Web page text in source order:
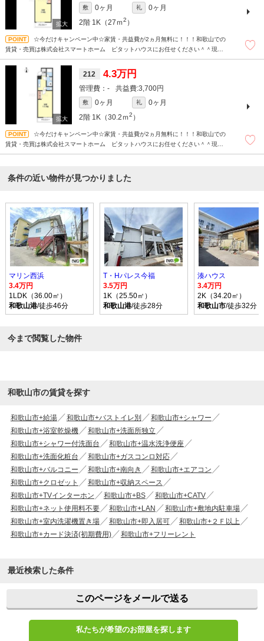
敷 0ヶ月 礼
0ヶ月
2階 1K（27ｍ2 ）
☆今だけキャンペーン中☆家賃・共益費が2ヵ月無料に！！！和歌山での
賃貸・売買は株式会社スマートホーム ピタットハウスにお任せください＾＾現地
☆
212 4.3万円
- 3,700円
敷 0ヶ月 礼
0ヶ月
2階 1K（30.2ｍ2 ）
☆今だけキャンペーン中☆家賃・共益費が2ヵ月無料に！！！和歌山での
賃貸・売買は株式会社スマートホーム ピタットハウスにお任せください＾＾現地
条件の近い物件が見つかりました
マリン西浜
3.4万円
1LDK（36.00㎡）
和歌山港/徒歩46分
T・Hパレス今福
3.5万円
1K（25.50㎡）
和歌山港/徒歩28分
湊ハウス
3.4万円
2K（34.20㎡）
和歌山市/徒歩32分
今まで閲覧した物件
和歌山市の賃貸を探す
和歌山市+給湯 和歌山市+バストイレ別
和歌山市+シャワー
和歌山市+浴室乾燥機
和歌山市+洗面所独立
和歌山市+シャワー付洗面台
和歌山市+温水洗浄便座
和歌山市+洗面化粧台
和歌山市+ガスコンロ対応
和歌山市+バルコニー
和歌山市+南向き
和歌山市+エアコン
和歌山市+クロゼット
和歌山市+収納スペース
和歌山市+TVインターホン
和歌山市+BS
和歌山市+CATV
和歌山市+ネット使用料不要
和歌山市+LAN
和歌山市+敷地内駐車場
和歌山市+室内洗濯機置き場
和歌山市+即入居可
和歌山市+２Ｆ以上
和歌山市+カード決済(初期費用)
和歌山市+フリーレント
最近検索した条件
このページをメールで送る
私たちが希望のお部屋を探します